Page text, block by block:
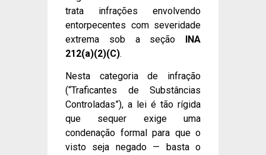
trata infrações envolvendo
entorpecentes com severidade
extrema sob a seção INA
212(a)(2)(C).
Nesta categoria de infração
(“Traficantes de Substâncias
Controladas”), a lei é tão rígida
que sequer exige uma
condenação formal para que o
visto seja negado — basta o